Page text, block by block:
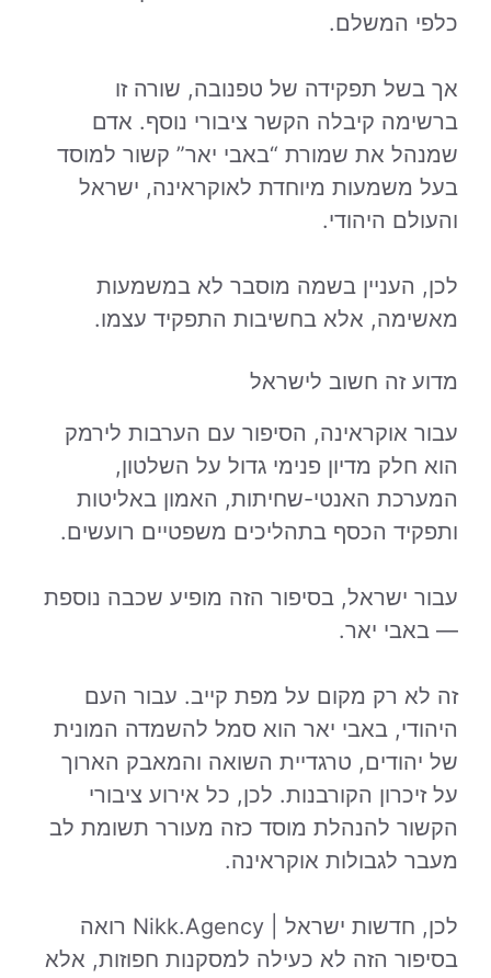
כלפי המשלם.
אך בשל תפקידה של טפנובה, שורה זו
ברשימה קיבלה הקשר ציבורי נוסף. אדם
שמנהל את שמורת “באבי יאר” קשור למוסד
בעל משמעות מיוחדת לאוקראינה, ישראל
והעולם היהודי.
לכן, העניין בשמה מוסבר לא במשמעות
מאשימה, אלא בחשיבות התפקיד עצמו.
מדוע זה חשוב לישראל
עבור אוקראינה, הסיפור עם הערבות לירמק
הוא חלק מדיון פנימי גדול על השלטון,
המערכת האנטי-שחיתות, האמון באליטות
ותפקיד הכסף בתהליכים משפטיים רועשים.
עבור ישראל, בסיפור הזה מופיע שכבה נוספת
— באבי יאר.
זה לא רק מקום על מפת קייב. עבור העם
היהודי, באבי יאר הוא סמל להשמדה המונית
של יהודים, טרגדיית השואה והמאבק הארוך
על זיכרון הקורבנות. לכן, כל אירוע ציבורי
הקשור להנהלת מוסד כזה מעורר תשומת לב
מעבר לגבולות אוקראינה.
לכן, חדשות ישראל | Nikk.Agency רואה
בסיפור הזה לא כעילה למסקנות חפוזות, אלא